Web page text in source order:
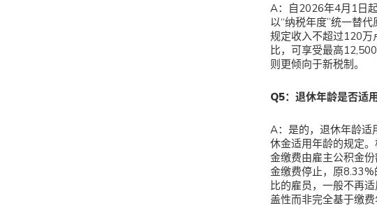
A：自2026年4月1日
以“纳税年度”统一替
规定收入不超过120万
比，可享受最高
则更倾向于新税制。
Q5：退休年龄是否适
A：是的，退休年龄适
休金适用年龄的规定
金缴费由雇主公积金
金缴费停止，原
比的雇员，一般不再
盖性而非完全基于缴